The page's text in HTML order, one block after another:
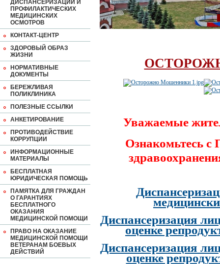
ДИСПАНСЕРИЗАЦИИ И
ПРОФИЛАКТИЧЕСКИХ
МЕДИЦИНСКИХ
ОСМОТРОВ
КОНТАКТ-ЦЕНТР
ЗДОРОВЫЙ ОБРАЗ
ЖИЗНИ
НОРМАТИВНЫЕ
ДОКУМЕНТЫ
БЕРЕЖЛИВАЯ
ПОЛИКЛИНИКА
ПОЛЕЗНЫЕ ССЫЛКИ
АНКЕТИРОВАНИЕ
ПРОТИВОДЕЙСТВИЕ
КОРРУПЦИИ
ИНФОРМАЦИОННЫЕ
МАТЕРИАЛЫ
БЕСПЛАТНАЯ
ЮРИДИЧЕСКАЯ ПОМОЩЬ
ПАМЯТКА ДЛЯ ГРАЖДАН
О ГАРАНТИЯХ
БЕСПЛАТНОГО
ОКАЗАНИЯ
МЕДИЦИНСКОЙ ПОМОЩИ
ПРАВО НА ОКАЗАНИЕ
МЕДИЦИНСКОЙ ПОМОЩИ
ВЕТЕРАНАМ БОЕВЫХ
ДЕЙСТВИЙ
Уважаемые
Ознакомьтесь
Диспансеризация
оценке
Диспансеризация
оценке